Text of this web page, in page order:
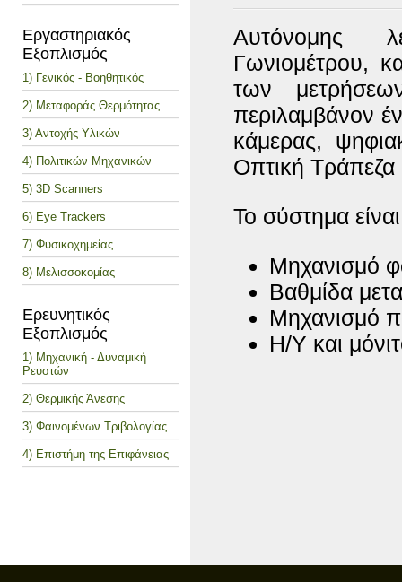
Εργαστηριακός
Εξοπλισμός
1) Γενικός - Βοηθητικός
2) Μεταφοράς Θερμότητας
3) Αντοχής Υλικών
4) Πολιτικών Μηχανικών
5) 3D Scanners
6) Eye Trackers
7) Φυσικοχημείας
8) Μελισσοκομίας
Ερευνητικός
Εξοπλισμός
1) Μηχανική - Δυναμική
Ρευστών
2) Θερμικής Άνεσης
3) Φαινομένων Τριβολογίας
4) Επιστήμη της Επιφάνειας
Αυτόνομης
Γωνιομέτρου,
των
περιλαμβάνον
κάμερας,
Οπτική Τράπεζα
Το σύστημα
Μηχανισμό
Βαθμίδα
Μηχανισμό
Η/Υ και